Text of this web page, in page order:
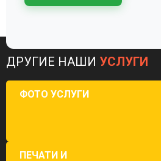
ДРУГИЕ НАШИ УСЛУГИ
ФОТО УСЛУГИ
ПЕЧАТИ И